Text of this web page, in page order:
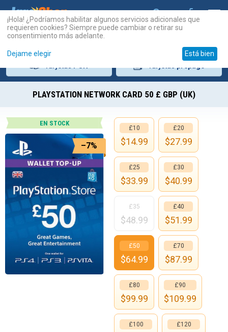
PLAYSTATION NETWORK CARD 50 £ GBP (UK)
EN STOCK
–7%
£10
$14.99
£20
$27.99
£25
$33.99
£30
$40.99
£35
$48.99
£40
$51.99
£50
$64.99
£70
$87.99
£80
$99.99
£90
$109.99
£100 £120
¡Hola! ¿Podríamos habilitar algunos servicios adicionales que
requieren cookies? Siempre puede cambiar o retirar su
consentimiento más adelante.
Dejame elegir Está bien